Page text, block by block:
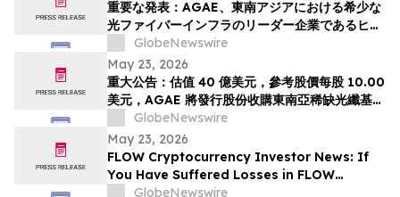
HyalRoute, sebuah Peneraju Infrastruktur
Gentian Optik Strategik di Asia Tenggara.
Langkah Strategik ini akan Mengubah…
重要な発表：AGAE、東南アジアにおける希少な
光ファイバーインフラのリーダー企業であるヒア
ルルートを買収するため株式を発行し、「光コン
ピューティング + 光伝送」を融合したグローバル
AI光ネットワークプラットフォームへと変革、企
業価値は40億米ドル (約6370億円)、基準価格1
株あたり10.00米ドル (約1592円…
GlobeNewswire
May 23, 2026
重大公告：估值 40 億美元，參考股價每股 10.00
美元，AGAE 將發行股份收購東南亞稀缺光纖基礎
設施領導者 HyalRoute，轉型為結合「光運算 +
光傳輸」的環球人工智能光網絡平台
GlobeNewswire
May 23, 2026
FLOW Cryptocurrency Investor News: If
You Have Suffered Losses in FLOW
Cryptocurrency, You Are Encouraged to
GlobeNewswire